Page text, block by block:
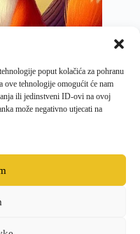
poput kolačića za pohranu
tehnologije omogućit će nam
ili jedinstveni ID-ovi na ovoj
može negativno utjecati na
SLJEDEĆI